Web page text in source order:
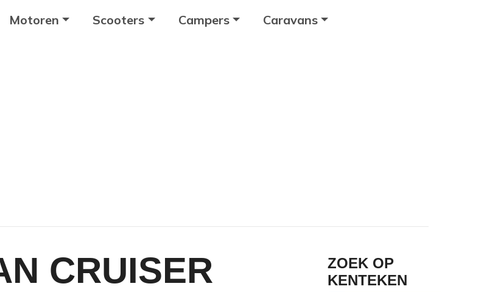
Motoren Scooters Campers Caravans
CRUISER
ZOEK OP
KENTEKEN